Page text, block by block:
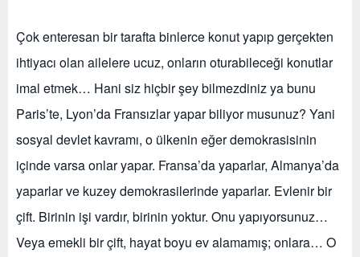
Çok enteresan bir tarafta binlerce konut yapıp gerçekten
ihtiyacı olan ailelere ucuz, onların oturabileceği konutlar
imal etmek… Hani siz hiçbir şey bilmezdiniz ya bunu
Paris’te, Lyon’da Fransızlar yapar biliyor musunuz? Yani
sosyal devlet kavramı, o ülkenin eğer demokrasisinin
içinde varsa onlar yapar. Fransa’da yaparlar, Almanya’da
yaparlar ve kuzey demokrasilerinde yaparlar. Evlenir bir
çift. Birinin işi vardır, birinin yoktur. Onu yapıyorsunuz…
Veya emekli bir çift, hayat boyu ev alamamış; onlara… O